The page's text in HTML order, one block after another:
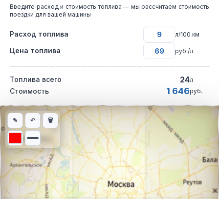
Введите расход и стоимость топлива — мы рассчитаем стоимость
поездки для вашей машины
Расход топлива л/100 км
Цена топлива руб./л
Топлива всего 24л
Стоимость 1 646руб.
Интерактивная карта автомобильного маршрута из города
✎ ↶ 🗑